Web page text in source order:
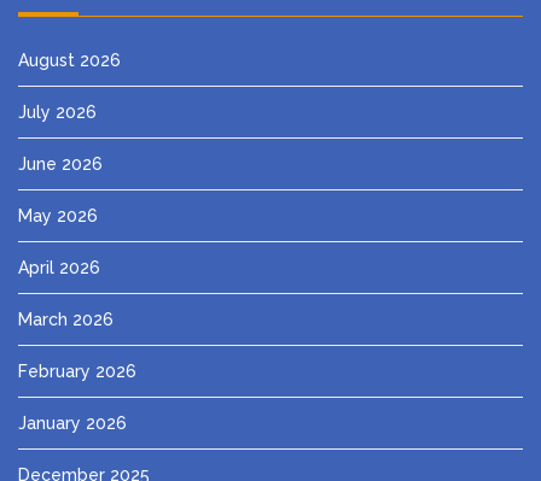
August 2026
July 2026
June 2026
May 2026
April 2026
March 2026
February 2026
January 2026
December 2025